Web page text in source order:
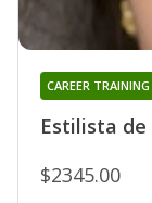
Estilista de
CAREER
$2345.00